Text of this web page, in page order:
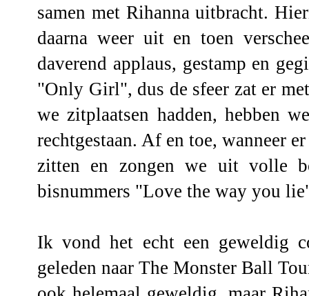
samen met Rihanna uitbracht.
daarna weer uit en toen
daverend applaus, gestamp en
"Only Girl", dus de sfeer zat er
we zitplaatsen hadden, hebben
rechtgestaan. Af en toe, wanneer
zitten en zongen we uit volle
bisnummers "Love the way you
Ik vond het echt een geweldig
geleden naar The Monster Ball